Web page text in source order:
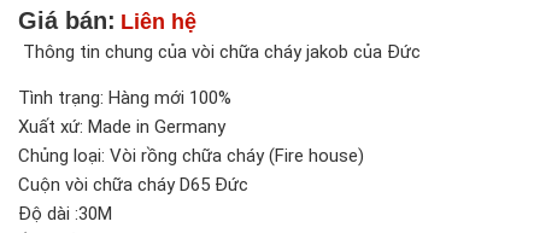
Giá bán: Liên hệ
Thông tin chung của vòi chữa cháy jakob của Đức
Tình trạng: Hàng mới 100%
Xuất xứ: Made in Germany
Chủng loại: Vòi rồng chữa cháy (Fire house)
Cuộn vòi chữa cháy D65 Đức
Độ dài :30M